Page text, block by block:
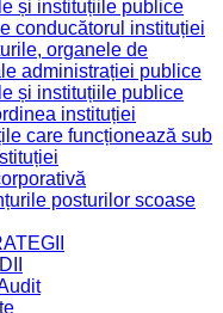
și instituțiile publice
conducătorul instituției
organele de
administrației publice
și instituțiile publice
instituției
care funcționează sub
posturilor scoase